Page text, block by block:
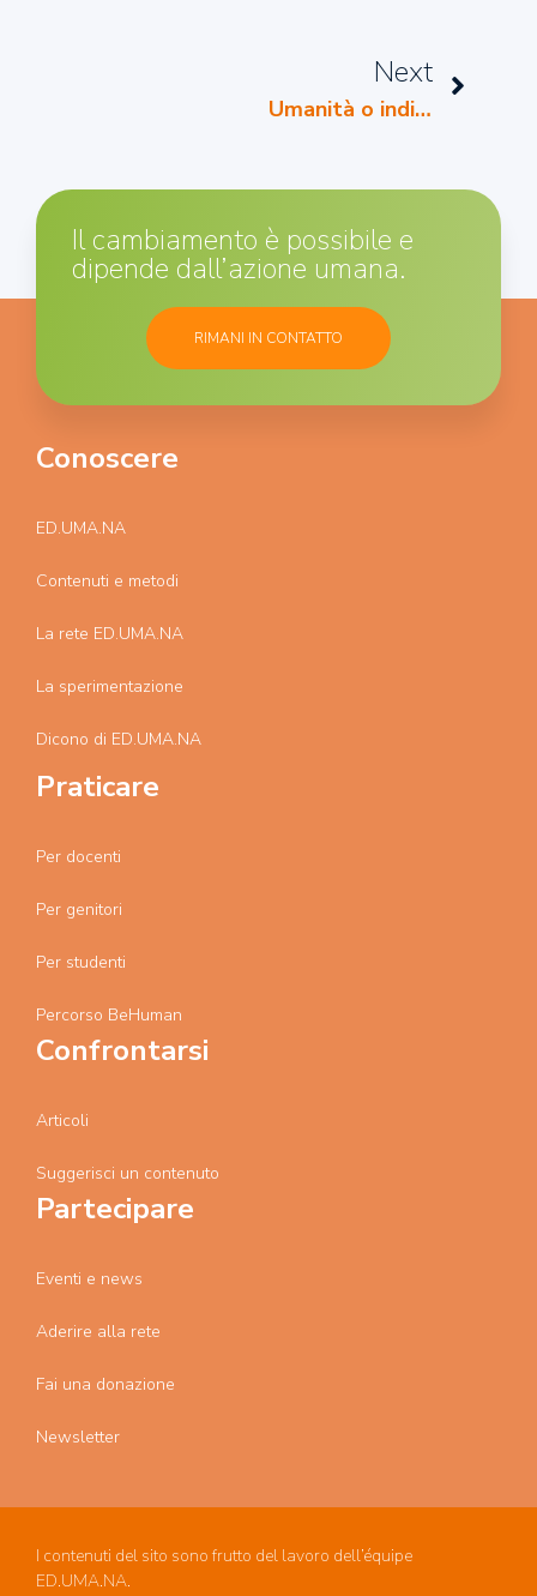
Next
Umanità o indifferenza?
Il cambiamento è possibile e
dipende dall’azione umana.
RIMANI IN CONTATTO
Conoscere
ED.UMA.NA
Contenuti e metodi
La rete ED.UMA.NA
La sperimentazione
Dicono di ED.UMA.NA
Praticare
Per docenti
Per genitori
Per studenti
Percorso BeHuman
Confrontarsi
Articoli
Suggerisci un contenuto
Partecipare
Eventi e news
Aderire alla rete
Fai una donazione
Newsletter
I contenuti del sito sono frutto del lavoro dell’équipe
ED.UMA.NA.